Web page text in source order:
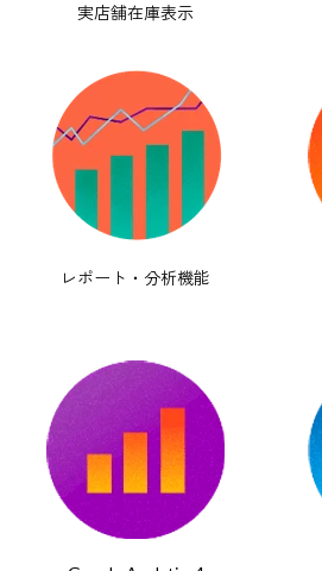
実店舗在庫表示
レポート・分析機能